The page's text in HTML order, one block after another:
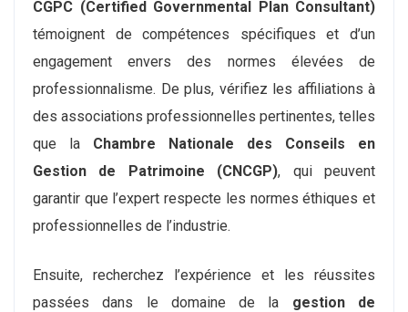
CGPC (Certified Governmental Plan Consultant)
témoignent de compétences spécifiques et d’un
engagement envers des normes élevées de
professionnalisme. De plus, vérifiez les affiliations à
des associations professionnelles pertinentes, telles
que la Chambre Nationale des Conseils en
Gestion de Patrimoine (CNCGP), qui peuvent
garantir que l’expert respecte les normes éthiques et
professionnelles de l’industrie.
Ensuite, recherchez l’expérience et les réussites
passées dans le domaine de la gestion de